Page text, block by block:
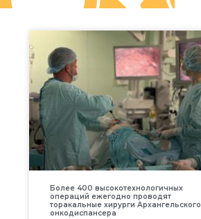
Более 400 высокотехнологичных
операций ежегодно проводят
торакальные хирурги Архангельского
онкодиспансера